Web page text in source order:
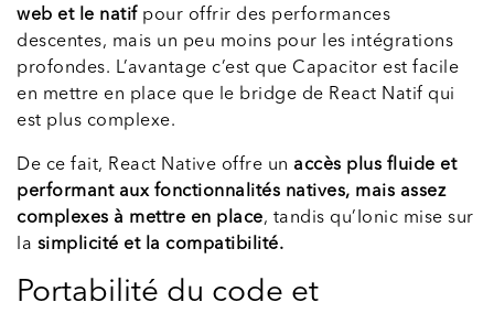
web et le natif pour offrir des performances
descentes, mais un peu moins pour les intégrations
profondes. L’avantage c’est que Capacitor est facile
en mettre en place que le bridge de React Natif qui
est plus complexe.
De ce fait, React Native offre un accès plus fluide et
performant aux fonctionnalités natives, mais assez
complexes à mettre en place, tandis qu’Ionic mise sur
la simplicité et la compatibilité.
Portabilité du code et